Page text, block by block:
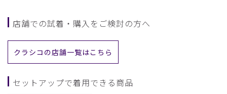
店舗での試着・購入をご検討の方へ
クラシコの店舗一覧はこちら
セットアップで着用できる商品